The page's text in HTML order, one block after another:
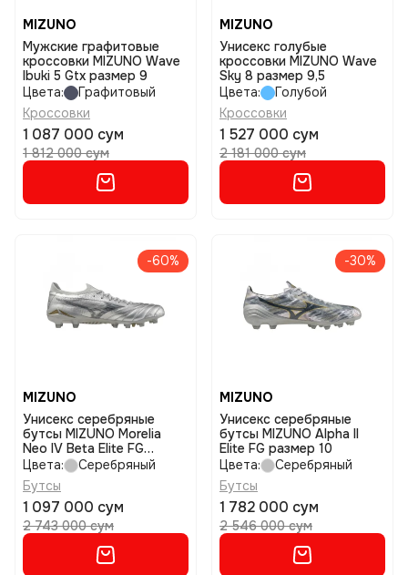
MIZUNO
Мужские графитовые
кроссовки MIZUNO Wave
Ibuki 5 Gtx размер 9
Цвета:
Графитовый
Кроссовки
1 087 000 сум
1 812 000 сум
MIZUNO
Унисекс голубые
кроссовки MIZUNO Wave
Sky 8 размер 9,5
Цвета:
Голубой
Кроссовки
1 527 000 сум
2 181 000 сум
-60%
MIZUNO
Унисекс серебряные
бутсы MIZUNO Morelia
Neo IV Beta Elite FG
размер 8,5
Цвета:
Серебряный
Бутсы
1 097 000 сум
2 743 000 сум
-30%
MIZUNO
Унисекс серебряные
бутсы MIZUNO Alpha II
Elite FG размер 10
Цвета:
Серебряный
Бутсы
1 782 000 сум
2 546 000 сум